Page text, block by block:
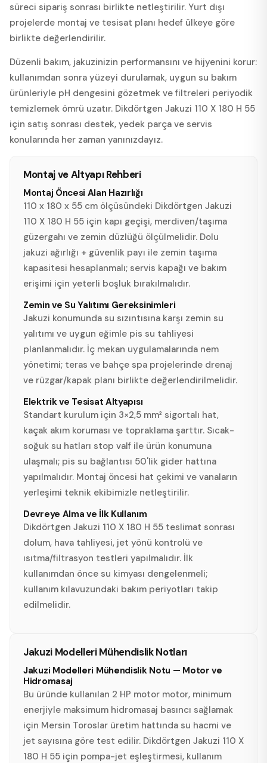
süreci sipariş sonrası birlikte netleştirilir. Yurt dışı
projelerde montaj ve tesisat planı hedef ülkeye göre
birlikte değerlendirilir.
Düzenli bakım, jakuzinizin performansını ve hijyenini korur:
kullanımdan sonra yüzeyi durulamak, uygun su bakım
ürünleriyle pH dengesini gözetmek ve filtreleri periyodik
temizlemek ömrü uzatır. Dikdörtgen Jakuzi 110 X 180 H 55
için satış sonrası destek, yedek parça ve servis
konularında her zaman yanınızdayız.
Montaj ve Altyapı Rehberi
Montaj Öncesi Alan Hazırlığı
110 x 180 x 55 cm ölçüsündeki Dikdörtgen Jakuzi
110 X 180 H 55 için kapı geçişi, merdiven/taşıma
güzergahı ve zemin düzlüğü ölçülmelidir. Dolu
jakuzi ağırlığı + güvenlik payı ile zemin taşıma
kapasitesi hesaplanmalı; servis kapağı ve bakım
erişimi için yeterli boşluk bırakılmalıdır.
Zemin ve Su Yalıtımı Gereksinimleri
Jakuzi konumunda su sızıntısına karşı zemin su
yalıtımı ve uygun eğimle pis su tahliyesi
planlanmalıdır. İç mekan uygulamalarında nem
yönetimi; teras ve bahçe spa projelerinde drenaj
ve rüzgar/kapak planı birlikte değerlendirilmelidir.
Elektrik ve Tesisat Altyapısı
Standart kurulum için 3×2,5 mm² sigortalı hat,
kaçak akım koruması ve topraklama şarttır. Sıcak-
soğuk su hatları stop valf ile ürün konumuna
ulaşmalı; pis su bağlantısı 50'lik gider hattına
yapılmalıdır. Montaj öncesi hat çekimi ve vanaların
yerleşimi teknik ekibimizle netleştirilir.
Devreye Alma ve İlk Kullanım
Dikdörtgen Jakuzi 110 X 180 H 55 teslimat sonrası
dolum, hava tahliyesi, jet yönü kontrolü ve
ısıtma/filtrasyon testleri yapılmalıdır. İlk
kullanımdan önce su kimyası dengelenmeli;
kullanım kılavuzundaki bakım periyotları takip
edilmelidir.
Jakuzi Modelleri Mühendislik Notları
Jakuzi Modelleri Mühendislik Notu — Motor ve
Hidromasaj
Bu üründe kullanılan 2 HP motor motor, minimum
enerjiyle maksimum hidromasaj basıncı sağlamak
için Mersin Toroslar üretim hattında su hacmi ve
jet sayısına göre test edilir. Dikdörtgen Jakuzi 110 X
180 H 55 için pompa-jet eşleştirmesi, kullanım